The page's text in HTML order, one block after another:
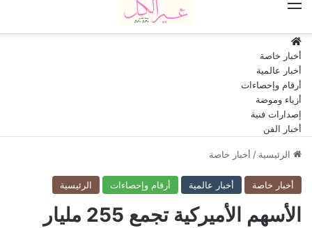
أخبار خاصة
أخبار عالمية
أرقام وإحصاءات
أزياء وموضة
إصدارات فنية
أخبار الفن
الرئيسية / أخبار خاصة
أخبار خاصة أخبار عالمية أرقام وإحصاءات الرئيسية
الأسهم الأميركية تجمع 255 مليار